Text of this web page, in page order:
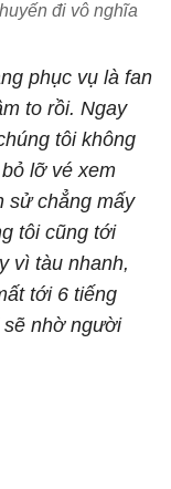
đi vô nghĩa
phục vụ là fan
to rồi. Ngay
tôi không
lỡ vé xem
sử chẳng mấy
tôi cũng tới
vì tàu nhanh,
tới 6 tiếng
sẽ nhờ người